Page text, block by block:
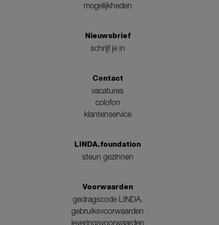
mogelijkheden
Nieuwsbrief
schrijf je in
Contact
vacatures
colofon
klantenservice
LINDA.foundation
steun gezinnen
Voorwaarden
gedragscode LINDA.
gebruiksvoorwaarden
leveringsvoorwaarden